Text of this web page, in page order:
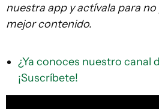
nuestra app y actívala para
mejor contenido.
¿Ya conoces nuestro canal
¡Suscríbete!